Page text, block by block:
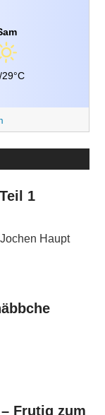
29°C
1
Haupt
Frutig zum